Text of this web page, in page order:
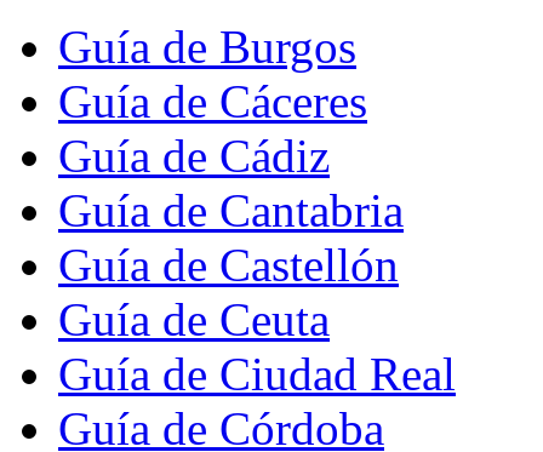
Guía de Burgos
Guía de Cáceres
Guía de Cádiz
Guía de Cantabria
Guía de Castellón
Guía de Ceuta
Guía de Ciudad Real
Guía de Córdoba